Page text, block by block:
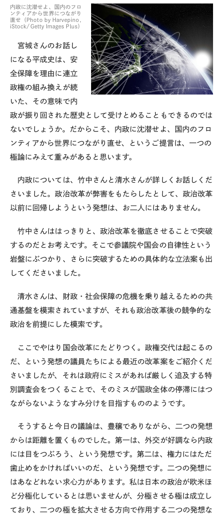
内政に沈潜せよ、国内のフロ
ンティアから世界につながり
直せ（Photo by Harvepino,
iStock/Getty Images Plus）
宮城さんのお話し
になる平成史は、安
全保障を理由に連立
政権の組み換えが続
いた、その意味で内
政が振り回された歴史として受けとめることもできるのでは
ないでしょうか。だからこそ、内政に沈潜せよ、国内のフロ
ンティアから世界につながり直せ、というご提言は、一つの
極論にみえて重みがあると思います。
内政については、竹中さんと清水さんが詳しくお話しくだ
さいました。政治改革が弊害をもたらしたとして、政治改革
以前に回帰しようという発想は、お二人にはありません。
竹中さんははっきりと、政治改革を徹底させることで突破
するのだとお考えです。そこで参議院や国会の自律性という
岩盤にぶつかり、さらに突破するための具体的な立法案も出
してくださいました。
清水さんは、財政・社会保障の危機を乗り越えるための共
通基盤を模索されていますが、それも政治改革後の競争的な
政治を前提にした模索です。
ここでやはり国会改革にたどりつく。政権交代は起こるの
だ、という発想の議員たちによる最近の改革案をご紹介くだ
さいましたが、それは政府にミスがあれば厳しく追及する特
別調査会をつくることで、そのミスが国政全体の停滞にはつ
ながらないようなすみ分けを目指すもののようです。
そうすると今日の議論は、豊穣でありながら、二つの発想
からは距離を置くものでした。第一は、外交が好調なら内政
には目をつぶろう、という発想です。第二は、権力にはただ
歯止めをかければいいのだ、という発想です。二つの発想に
はあなどれない求心力があります。私は日本の政治が欧米ほ
ど分極化しているとは思いませんが、分極させる極は成立し
ており、二つの極を拡大させる方向で作用する二つの発想な